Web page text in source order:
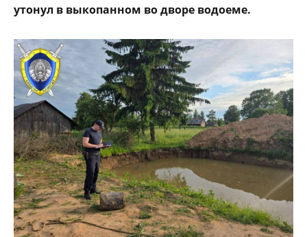
утонул в выкопанном во дворе водоеме.